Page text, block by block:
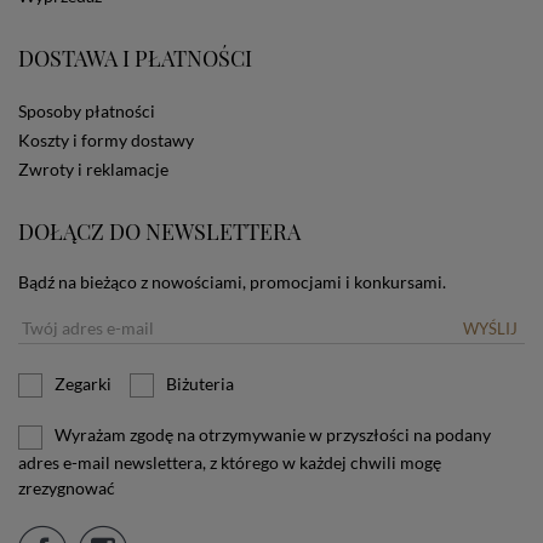
stosowanie plików cookies powinien zmienić
informacji o plikach cookies.
DOSTAWA I PŁATNOŚCI
Sposoby płatności
Koszty i formy dostawy
Zwroty i reklamacje
DOŁĄCZ DO NEWSLETTERA
Bądź na bieżąco z nowościami, promocjami i konkursami.
WYŚLIJ
Zegarki Biżuteria
Wyrażam zgodę na otrzymywanie w przyszłości na podany
adres e-mail newslettera, z którego w każdej chwili mogę
zrezygnować